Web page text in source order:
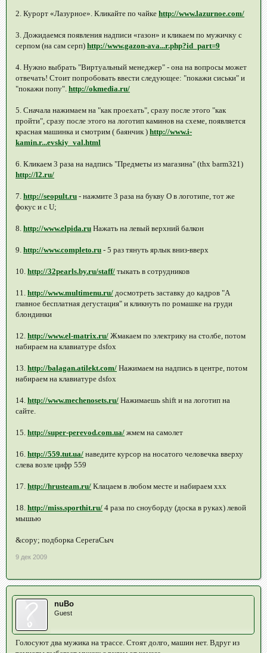
2. Курорт «Лазурное». Кликайте по чайке http://www.lazurnoe.com/
3. Дожидаемся появления надписи «газон» и кликаем по мужичку с
серпом (на сам серп) http://www.gazon-ava...r.php?id_part=9
4. Нужно выбрать "Виртуальный менеджер" - она на вопросы может
отвечать! Стоит попробовать ввести следующее: "покажи сиськи" и
"покажи попу". http://okmedia.ru/
5. Сначала нажимаем на "как проехать", сразу после этого "как
пройти", сразу после этого на логотип каминов на схеме, появляется
красная машинка и смотрим ( баянчик ) http://www.i-
kamin.r...evskiy_val.html
6. Кликаем 3 раза на надпись "Предметы из магазина" (thx barm321)
http://l2.ru/
7. http://seopult.ru - нажмите 3 раза на букву О в логотипе, тот же
фокус и с U;
8. http://www.elpida.ru Нажать на левый верхний балкон
9. http://www.completo.ru - 5 раз тянуть ярлык вниз-вверх
10. http://32pearls.by.ru/staff/ тыкать в сотрудников
11. http://www.multimenu.ru/ досмотреть заставку до кадров "А
главное бесплатная дегустация" и кликнуть по ромашке на груди
блондинки
12. http://www.el-matrix.ru/ Жмакаем по электрику на столбе, потом
набираем на клавиатуре dsfox
13. http://balagan.atilekt.com/ Нажимаем на надпись в центре, потом
набираем на клавиатуре dsfox
14. http://www.mechenosets.ru/ Нажимаешь shift и на логотип на
сайте.
15. http://super-perevod.com.ua/ жмем на самолет
16. http://559.tut.ua/ наведите курсор на носатого человечка вверху
слева возле цифр 559
17. http://hrusteam.ru/ Клацаем в любом месте и набираем ххх
18. http://miss.sporthit.ru/ 4 раза по сноуборду (доска в руках) левой
мышью
&copy; подборка СерегаСыч
9 дек 2009
nuBo
Guest
Голосуют два мужика на трассе. Стоят долго, машин нет. Вдруг из